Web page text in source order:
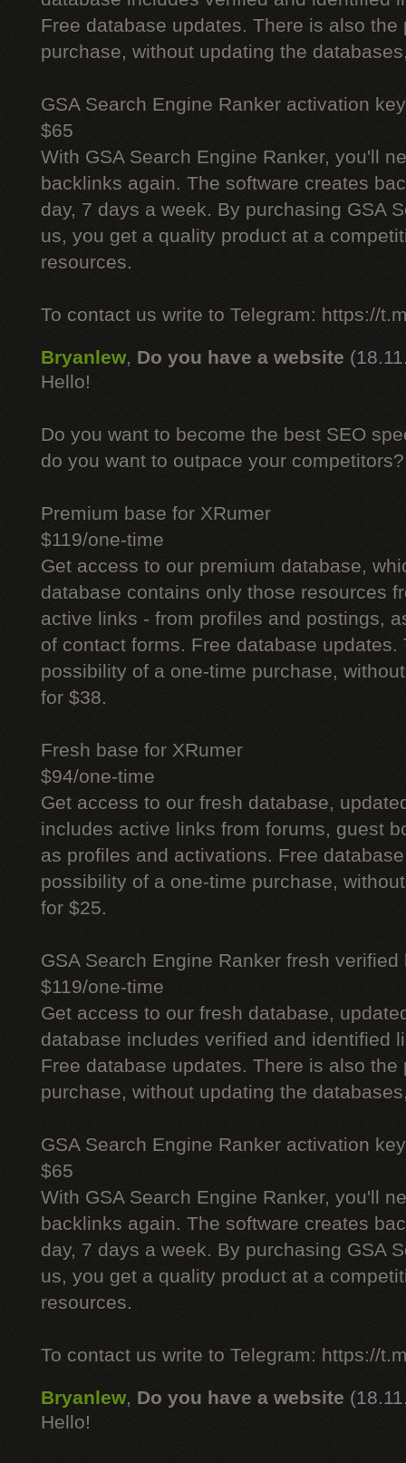
Free database updates. There is also
purchase, without updating the
GSA Search Engine Ranker activation key
$65
With GSA Search Engine Ranker, you'll
backlinks again. The software creates
day, 7 days a week. By purchasing GSA
us, you get a quality product at a
resources.
To contact us write to Telegram: https://
Bryanlew, Do you have a website
Hello!
Do you want to become the best SEO
do you want to outpace your competitors?
Premium base for XRumer
$119/one-time
Get access to our premium database,
database contains only those resources
active links - from profiles and postings,
of contact forms. Free database updates.
possibility of a one-time purchase,
for $38.
Fresh base for XRumer
$94/one-time
Get access to our fresh database,
includes active links from forums, guest
as profiles and activations. Free
possibility of a one-time purchase,
for $25.
GSA Search Engine Ranker fresh verified
$119/one-time
Get access to our fresh database,
database includes verified and identified
Free database updates. There is also
purchase, without updating the
GSA Search Engine Ranker activation key
$65
With GSA Search Engine Ranker, you'll
backlinks again. The software creates
day, 7 days a week. By purchasing GSA
us, you get a quality product at a
resources.
To contact us write to Telegram: https://
Bryanlew, Do you have a website
Hello!